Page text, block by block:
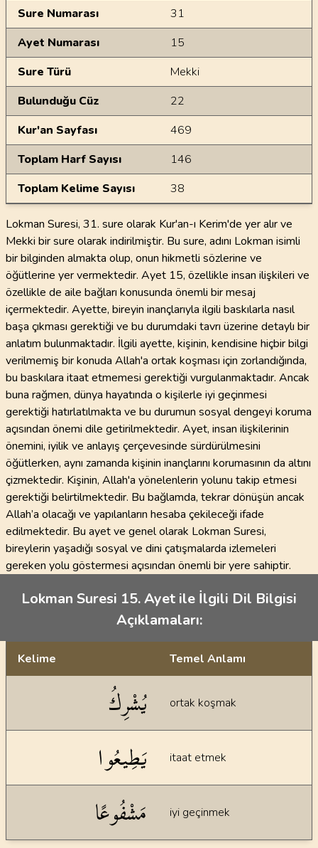
Sure Numarası
31
Ayet Numarası
15
Sure Türü
Mekki
Bulunduğu Cüz
22
Kur'an Sayfası
469
Toplam Harf Sayısı
146
Toplam Kelime Sayısı
38
Lokman Suresi, 31. sure olarak Kur'an-ı Kerim'de yer alır ve
Mekki bir sure olarak indirilmiştir. Bu sure, adını Lokman isimli
bir bilginden almakta olup, onun hikmetli sözlerine ve
öğütlerine yer vermektedir. Ayet 15, özellikle insan ilişkileri ve
özellikle de aile bağları konusunda önemli bir mesaj
içermektedir. Ayette, bireyin inançlarıyla ilgili baskılarla nasıl
başa çıkması gerektiği ve bu durumdaki tavrı üzerine detaylı bir
anlatım bulunmaktadır. İlgili ayette, kişinin, kendisine hiçbir bilgi
verilmemiş bir konuda Allah'a ortak koşması için zorlandığında,
bu baskılara itaat etmemesi gerektiği vurgulanmaktadır. Ancak
buna rağmen, dünya hayatında o kişilerle iyi geçinmesi
gerektiği hatırlatılmakta ve bu durumun sosyal dengeyi koruma
açısından önemi dile getirilmektedir. Ayet, insan ilişkilerinin
önemini, iyilik ve anlayış çerçevesinde sürdürülmesini
öğütlerken, aynı zamanda kişinin inançlarını korumasının da altını
çizmektedir. Kişinin, Allah'a yönelenlerin yolunu takip etmesi
gerektiği belirtilmektedir. Bu bağlamda, tekrar dönüşün ancak
Allah’a olacağı ve yapılanların hesaba çekileceği ifade
edilmektedir. Bu ayet ve genel olarak Lokman Suresi,
bireylerin yaşadığı sosyal ve dini çatışmalarda izlemeleri
gereken yolu göstermesi açısından önemli bir yere sahiptir.
Lokman Suresi 15. Ayet ile İlgili Dil Bilgisi
Açıklamaları:
Kelime Temel Anlamı
يُشْرِكُ ortak koşmak
يَطِيعُوا itaat etmek
مَشْفُوعًا iyi geçinmek